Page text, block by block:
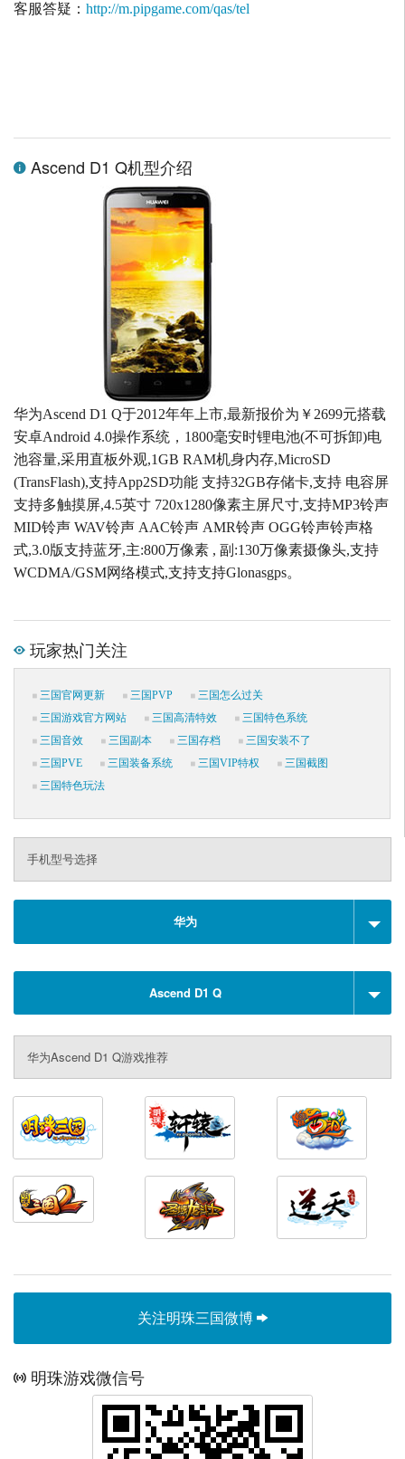
客服答疑： http://m.pipgame.com/qas/tel
Ascend D1 Q机型介绍
华为Ascend D1 Q于2012年年上市,最新报价为￥2699元搭载
安卓Android 4.0操作系统，1800毫安时锂电池(不可拆卸)电
池容量,采用直板外观,1GB RAM机身内存,MicroSD
(TransFlash),支持App2SD功能 支持32GB存储卡,支持 电容屏
支持多触摸屏,4.5英寸 720x1280像素主屏尺寸,支持MP3铃声
MID铃声 WAV铃声 AAC铃声 AMR铃声 OGG铃声铃声格
式,3.0版支持蓝牙,主:800万像素 , 副:130万像素摄像头,支持
WCDMA/GSM网络模式,支持支持Glonasgps。
玩家热门关注
三国官网更新 三国PVP
三国怎么过关
三国游戏官方网站
三国高清特效
三国特色系统
三国音效
三国副本 三国存档
三国安装不了
三国PVE
三国装备系统 三国VIP特权
三国截图
三国特色玩法
手机型号选择
华为
Ascend D1 Q
华为Ascend D1 Q游戏推荐
关注明珠三国微博
明珠游戏微信号